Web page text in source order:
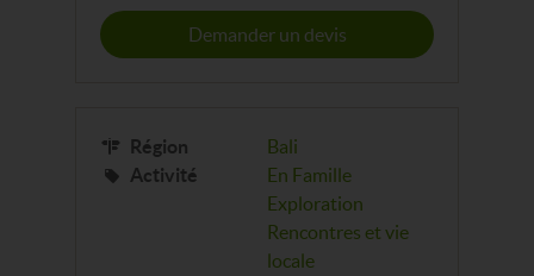
Demander un devis
Région
Bali
Activité
En Famille
Exploration
Rencontres et vie
locale